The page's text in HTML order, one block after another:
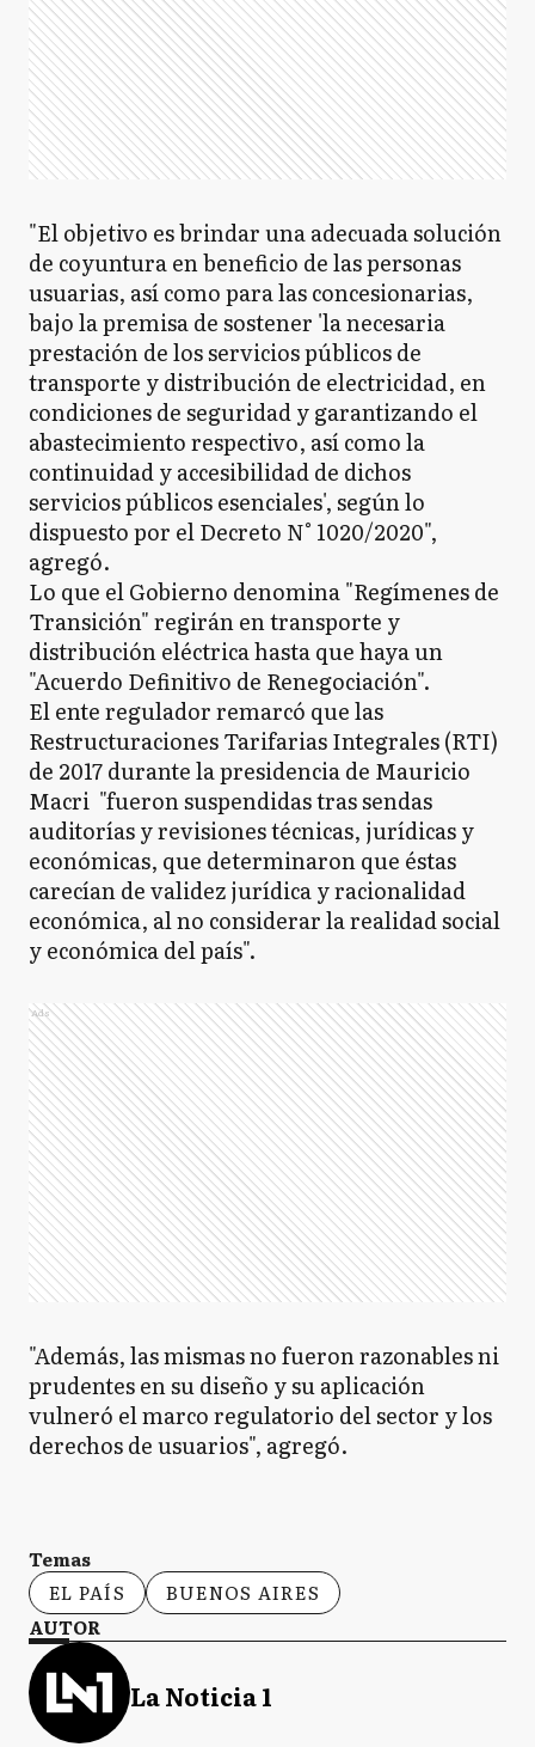
"El objetivo es brindar una adecuada solución
de coyuntura en beneficio de las personas
usuarias, así como para las concesionarias,
bajo la premisa de sostener 'la necesaria
prestación de los servicios públicos de
transporte y distribución de electricidad, en
condiciones de seguridad y garantizando el
abastecimiento respectivo, así como la
continuidad y accesibilidad de dichos
servicios públicos esenciales', según lo
dispuesto por el Decreto N° 1020/2020",
agregó.
Lo que el Gobierno denomina "Regímenes de
Transición" regirán en transporte y
distribución eléctrica hasta que haya un
"Acuerdo Definitivo de Renegociación".
El ente regulador remarcó que las
Restructuraciones Tarifarias Integrales (RTI)
de 2017 durante la presidencia de Mauricio
Macri "fueron suspendidas tras sendas
auditorías y revisiones técnicas, jurídicas y
económicas, que determinaron que éstas
carecían de validez jurídica y racionalidad
económica, al no considerar la realidad social
y económica del país".
Ads
"Además, las mismas no fueron razonables ni
prudentes en su diseño y su aplicación
vulneró el marco regulatorio del sector y los
derechos de usuarios", agregó.
Temas
EL PAÍS
BUENOS AIRES
AUTOR
La Noticia 1